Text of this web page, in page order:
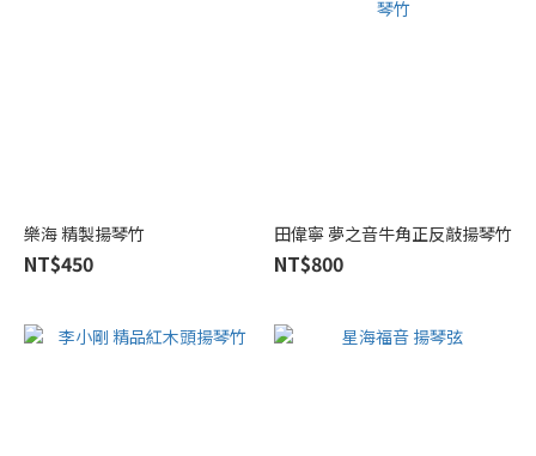
樂海 精製揚琴竹
NT$450
田偉寧 夢之音牛角正反敲揚琴竹
NT$800